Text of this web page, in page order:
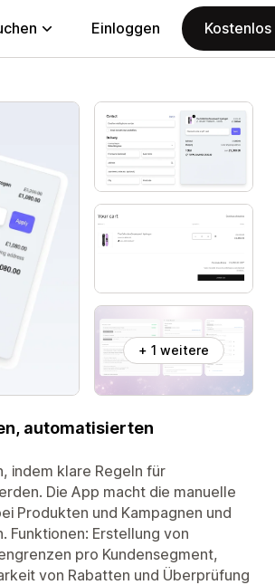
Einloggen
+ 1 weitere
automatisierten
indem klare Regeln für
Die App macht die manuelle
Produkten und Kampagnen und
Funktionen: Erstellung von
pro Kundensegment,
von Rabatten und Überprüfung